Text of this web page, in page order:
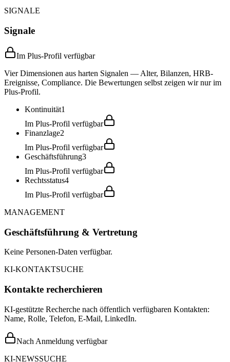
SIGNALE
Signale
Im Plus-Profil verfügbar
Vier Dimensionen aus harten Signalen — Alter, Bilanzen, HRB-
Ereignisse, Compliance. Die Bewertungen selbst zeigen wir nur im
Plus-Profil.
Kontinuität1
Im Plus-Profil verfügbar
Finanzlage2
Im Plus-Profil verfügbar
Geschäftsführung3
Im Plus-Profil verfügbar
Rechtsstatus4
Im Plus-Profil verfügbar
MANAGEMENT
Geschäftsführung & Vertretung
Keine Personen-Daten verfügbar.
KI-KONTAKTSUCHE
Kontakte recherchieren
KI-gestützte Recherche nach öffentlich verfügbaren Kontakten:
Name, Rolle, Telefon, E-Mail, LinkedIn.
Nach Anmeldung verfügbar
KI-NEWSSUCHE